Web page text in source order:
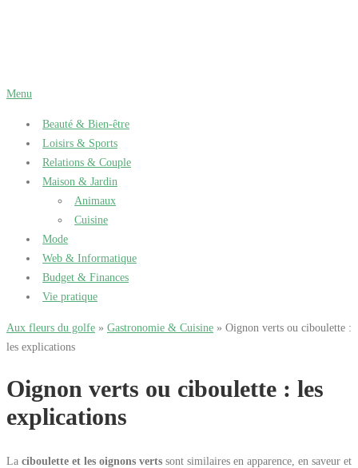
Menu
Beauté & Bien-être
Loisirs & Sports
Relations & Couple
Maison & Jardin
Animaux
Cuisine
Mode
Web & Informatique
Budget & Finances
Vie pratique
Aux fleurs du golfe » Gastronomie & Cuisine » Oignon verts ou ciboulette :
les explications
Oignon verts ou ciboulette : les
explications
La ciboulette et les oignons verts sont similaires en apparence, en saveur et